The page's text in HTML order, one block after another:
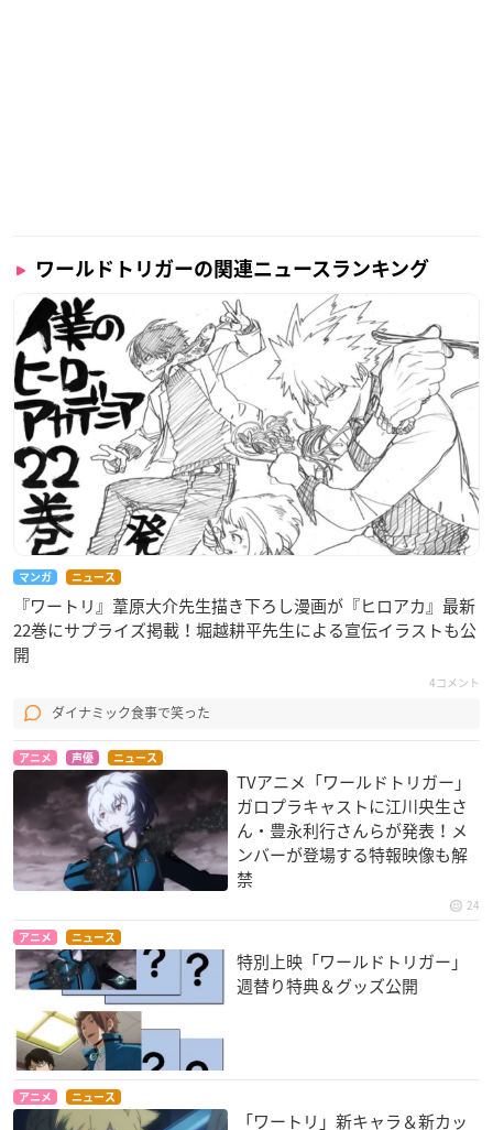
また、今回初めて見る方もこれを機に原作や１stシーズンにも
触れていただき、２ndシーズンを応援していただきたいです。
皆さんにとって「ワールドトリガー」が、「これを楽しみに１
週間頑張る！」という作品になったら、すごくうれしいです！
三雲修役・梶貴さん
２ndシーズンは、前作を超えるクオリティー！
先日「ジャンプフェスタ2020」で第１話Aパートを拝見しまし
たが、まるで原作から飛び出てきたような映像と演出で感動し
ました。
また、オンラインでの開催だったにもかかわらず、「ワート
リ」ファンの皆さんの作品愛を非常に強く感じましたね。
再び「ワートリ」アニメの新作をテレビで観られる日が来るな
こんなに嬉しく、ありがたいことはありません！
１stシーズンの時からめちゃくちゃ面白い作品ではあります
が…
２ndシーズンは、その面白さにさらに磨きがかかっておりま
す！
満足していただけること間違いなしですので、ぜひ毎週欠かさ
ずご覧ください。よろしくお願いします！
作品概要
ワールドトリガーの関連ニュースランキング
マンガ ニュース
『ワートリ』葦原大介先生描き下ろし漫画が『ヒロアカ』最新
22巻にサプライズ掲載！堀越耕平先生による宣伝イラストも公
開
4コメント
ダイナミック食事で笑った
アニメ 声優 ニュース
TVアニメ「ワールドトリガー」
ガロプラキャストに江川央生さ
ん・豊永利行さんらが発表！メ
ンバーが登場する特報映像も解
禁
24
アニメ ニュース
特別上映「ワールドトリガー」
週替り特典＆グッズ公開
アニメ ニュース
「ワートリ」新キャラ＆新カッ